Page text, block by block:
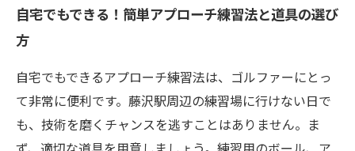
自宅でもできる！簡単アプローチ練習法と道具の選び
方
自宅でもできるアプローチ練習法は、ゴルファーにとっ
て非常に便利です。藤沢駅周辺の練習場に行けない日で
も、技術を磨くチャンスを逃すことはありません。ま